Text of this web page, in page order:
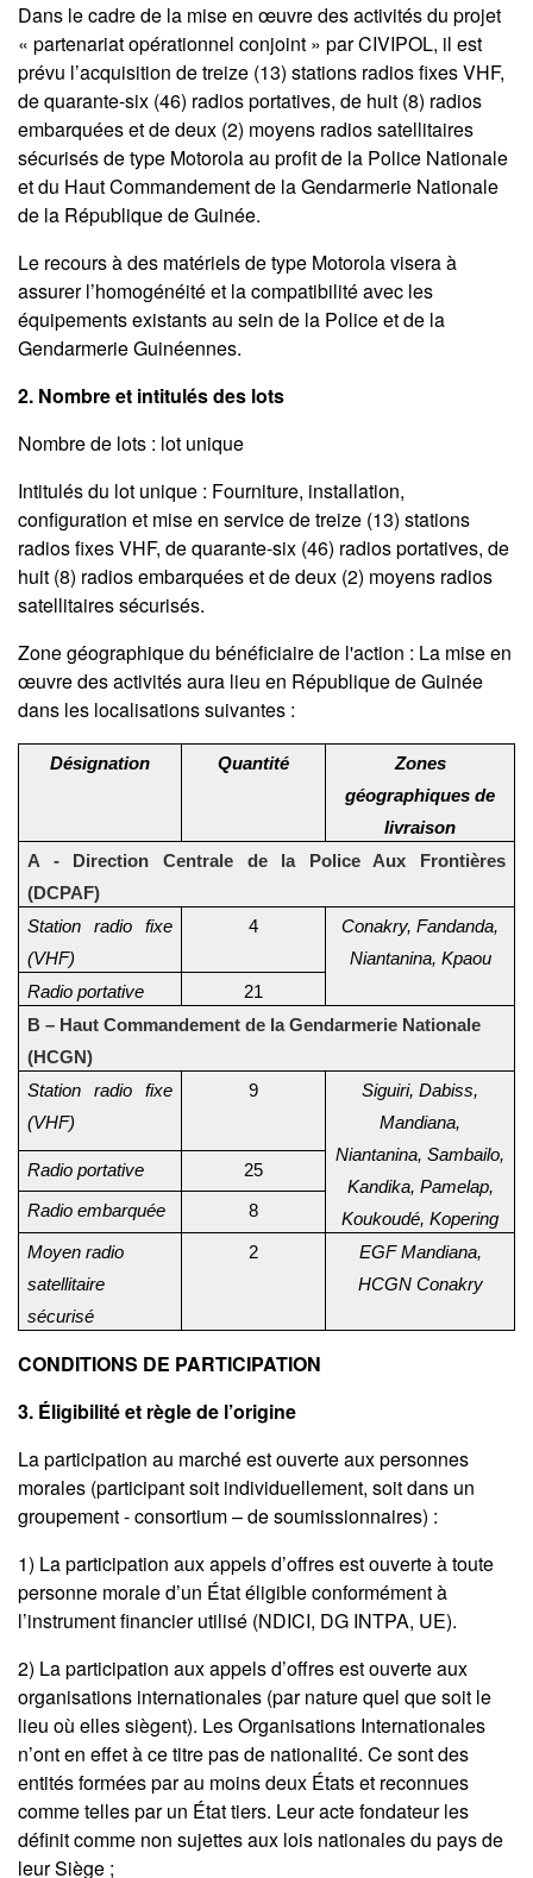
Dans le cadre de la mise en œuvre des activités du projet
« partenariat opérationnel conjoint » par CIVIPOL, il est
prévu l’acquisition de treize (13) stations radios fixes VHF,
de quarante-six (46) radios portatives, de huit (8) radios
embarquées et de deux (2) moyens radios satellitaires
sécurisés de type Motorola au profit de la Police Nationale
et du Haut Commandement de la Gendarmerie Nationale
de la République de Guinée.
Le recours à des matériels de type Motorola visera à
assurer l’homogénéité et la compatibilité avec les
équipements existants au sein de la Police et de la
Gendarmerie Guinéennes.
2. Nombre et intitulés des lots
Nombre de lots : lot unique
Intitulés du lot unique : Fourniture, installation,
configuration et mise en service de treize (13) stations
radios fixes VHF, de quarante-six (46) radios portatives, de
huit (8) radios embarquées et de deux (2) moyens radios
satellitaires sécurisés.
Zone géographique du bénéficiaire de l'action : La mise en
œuvre des activités aura lieu en République de Guinée
dans les localisations suivantes :
Désignation Quantité
Zones
géographiques de
livraison
A - Direction Centrale de la Police Aux Frontières
(DCPAF)
Station radio fixe
(VHF)
4
Conakry, Fandanda,
Niantanina, Kpaou
Radio portative
21
B – Haut Commandement de la Gendarmerie Nationale
(HCGN)
Station radio fixe
(VHF)
9
Siguiri, Dabiss,
Mandiana,
Niantanina, Sambailo,
Kandika, Pamelap,
Koukoudé, Kopering
Radio portative 25
Radio embarquée 8
Moyen radio
satellitaire
sécurisé
2
EGF Mandiana,
HCGN Conakry
CONDITIONS DE PARTICIPATION
3. Éligibilité et règle de l’origine
La participation au marché est ouverte aux personnes
morales (participant soit individuellement, soit dans un
groupement - consortium – de soumissionnaires) :
1) La participation aux appels d’offres est ouverte à toute
personne morale d’un État éligible conformément à
l’instrument financier utilisé (NDICI, DG INTPA, UE).
2) La participation aux appels d’offres est ouverte aux
organisations internationales (par nature quel que soit le
lieu où elles siègent). Les Organisations Internationales
n’ont en effet à ce titre pas de nationalité. Ce sont des
entités formées par au moins deux États et reconnues
comme telles par un État tiers. Leur acte fondateur les
définit comme non sujettes aux lois nationales du pays de
leur Siège ;